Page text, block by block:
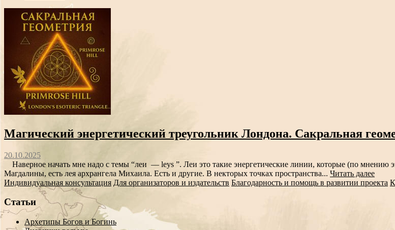
Магический энергетический треугольник Лондона. Сакральная
20.10.2025
Наверное начать мне надо с темы “леи — leys ”. Леи это такие энергетические линии, которые (по мнению
Магдалины, есть лея архрангела Михаила. Есть и другие. В некторых точках пространства... Читать далее
Индивидуальная консультация Для организаторов и издательств Благодарность и помощь в развитии проекта
Статьи
Архетипы Богов и Богинь